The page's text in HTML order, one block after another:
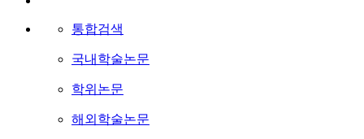
통합검색
국내학술논문
학위논문
해외학술논문